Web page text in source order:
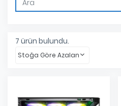
7 ürün bulundu.
Stoğa Göre Azalan